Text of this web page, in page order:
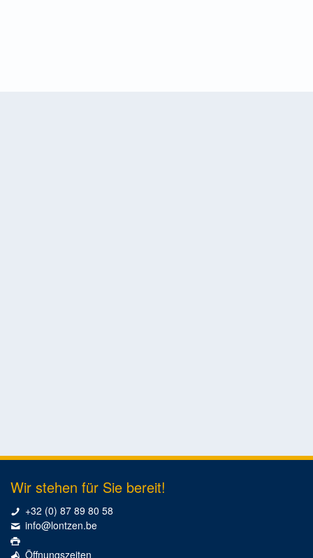
Wir stehen für Sie bereit!
+32 (0) 87 89 80 58
info@lontzen.be
Öffnungszeiten